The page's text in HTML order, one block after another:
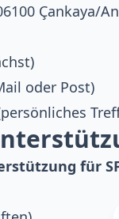
Çankaya/
oder Post)
für